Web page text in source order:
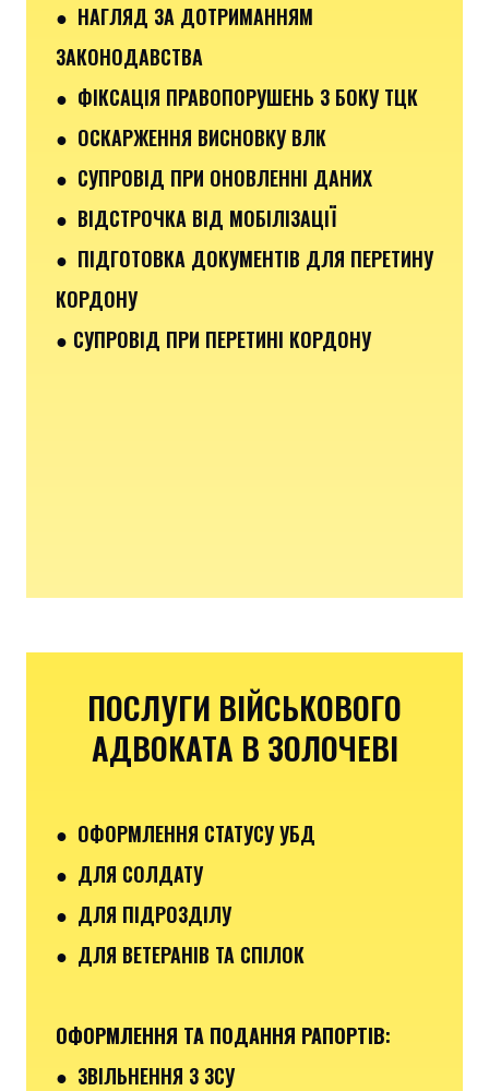
● НАГЛЯД ЗА ДОТРИМАННЯМ
ЗАКОНОДАВСТВА
● ФІКСАЦІЯ ПРАВОПОРУШЕНЬ З БОКУ ТЦК
● ОСКАРЖЕННЯ ВИСНОВКУ ВЛК
● СУПРОВІД ПРИ ОНОВЛЕННІ ДАНИХ
● ВІДСТРОЧКА ВІД МОБІЛІЗАЦІЇ
● ПІДГОТОВКА ДОКУМЕНТІВ ДЛЯ ПЕРЕТИНУ
КОРДОНУ
● СУПРОВІД ПРИ ПЕРЕТИНІ КОРДОНУ
ПОСЛУГИ ВІЙСЬКОВОГО
АДВОКАТА В ЗОЛОЧЕВІ
● ОФОРМЛЕННЯ СТАТУСУ УБД
● ДЛЯ СОЛДАТУ
● ДЛЯ ПІДРОЗДІЛУ
● ДЛЯ ВЕТЕРАНІВ ТА СПІЛОК
ОФОРМЛЕННЯ ТА ПОДАННЯ РАПОРТІВ:
● ЗВІЛЬНЕННЯ З ЗСУ